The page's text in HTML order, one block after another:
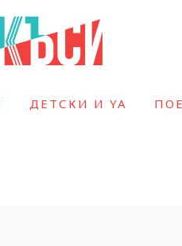
ДЕТСКИ И YA